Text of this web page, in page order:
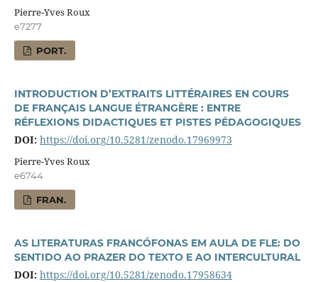
Pierre-Yves Roux
e7277
PORT.
INTRODUCTION D’EXTRAITS LITTÉRAIRES EN COURS
DE FRANÇAIS LANGUE ÉTRANGÈRE : ENTRE
RÉFLEXIONS DIDACTIQUES ET PISTES PÉDAGOGIQUES
DOI: https://doi.org/10.5281/zenodo.17969973
Pierre-Yves Roux
e6744
FRAN.
AS LITERATURAS FRANCÓFONAS EM AULA DE FLE: DO
SENTIDO AO PRAZER DO TEXTO E AO INTERCULTURAL
DOI: https://doi.org/10.5281/zenodo.17958634